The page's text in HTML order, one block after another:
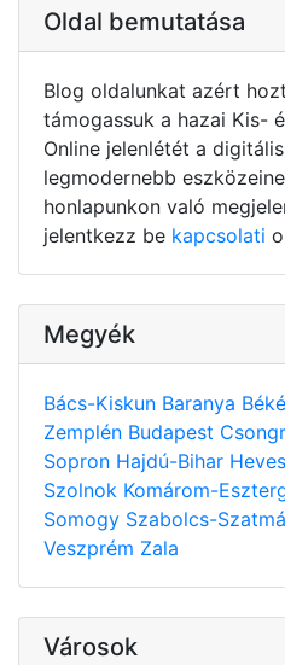
Oldal bemutatása
Blog oldalunkat azért
támogassuk a hazai Kis-
Online jelenlétét a
legmodernebb
honlapunkon való
jelentkezz be kapcsolati
Megyék
Bács-Kiskun Baranya
Zemplén Budapest
Sopron Hajdú-Bihar Heves
Szolnok Komárom-
Somogy Szabolcs-
Veszprém Zala
Városok